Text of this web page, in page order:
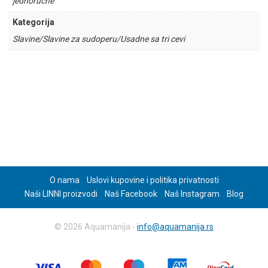
Kategorija
Slavine/Slavine za sudoperu/Usadne sa tri cevi
O nama
Uslovi kupovine i politika privatnosti
Naši LINNI proizvodi
Naš Facebook Naš Instagram Blog
© 2026 Aquamanija - info@aquamanija.rs